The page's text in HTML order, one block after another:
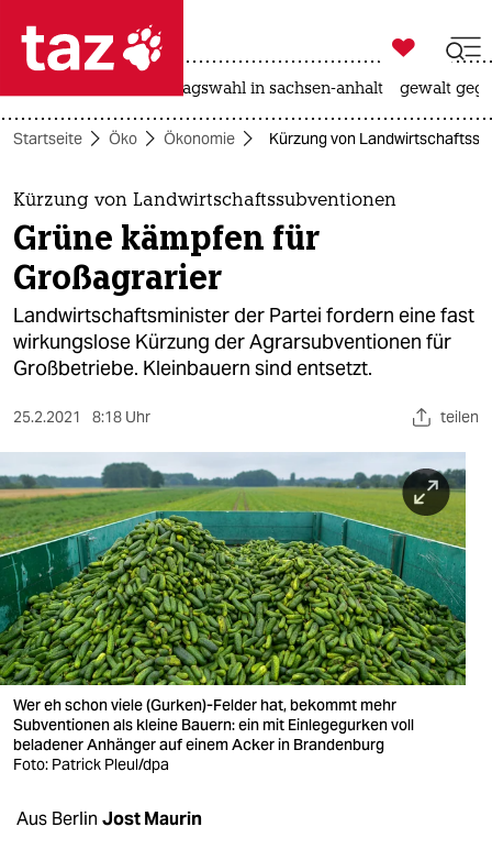
 taz zahl ich
taz zahl ich
themen
politik
öko
gesellschaft
sport
berlin
nord
wahrheit
verlag
verlag
veranstaltungen
shop
fragen & hilfe

taz zahl ich
landtagswahl in sachsen-anhalt gewalt
Startseite Öko Ökonomie Kürzung von
Kürzung von Landwirtschaftssubventionen
Grüne kämpfen für
Großagrarier
Landwirtschaftsminister der Partei fordern eine fast
wirkungslose Kürzung der Agrarsubventionen für
Großbetriebe. Kleinbauern sind entsetzt.
25.2.2021 8:18 Uhr teilen
Wer eh schon viele (Gurken)-Felder hat, bekommt mehr
Subventionen als kleine Bauern: ein mit Einlegegurken voll
beladener Anhänger auf einem Acker in Brandenburg
Foto: Patrick Pleul/dpa
Aus Berlin Jost Maurin